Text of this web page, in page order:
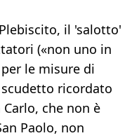
il 'salotto'
(«non uno in
le misure di
ricordato
che non è
Paolo, non